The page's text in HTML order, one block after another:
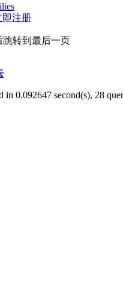
即注册
跳转到最后一页
in 0.092647 second(s), 28